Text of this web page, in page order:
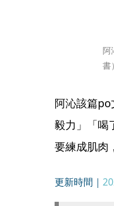
阿
書）
阿沁該篇
毅力」「喝
要練成肌肉
更新時間｜